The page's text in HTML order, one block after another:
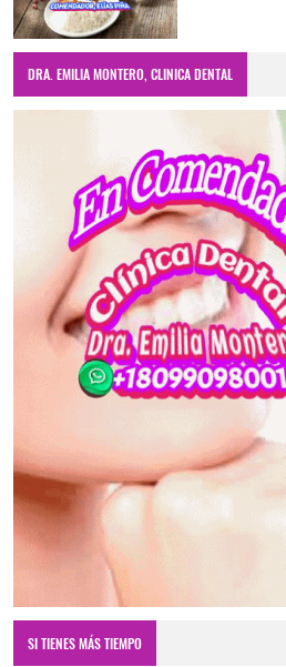
DRA. EMILIA MONTERO, CLINICA DENTAL
SI TIENES MÁS TIEMPO